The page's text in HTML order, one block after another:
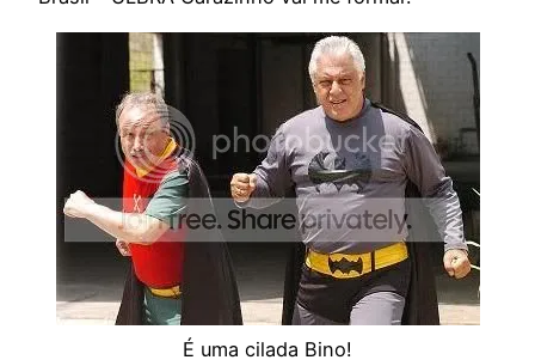
É uma cilada Bino!